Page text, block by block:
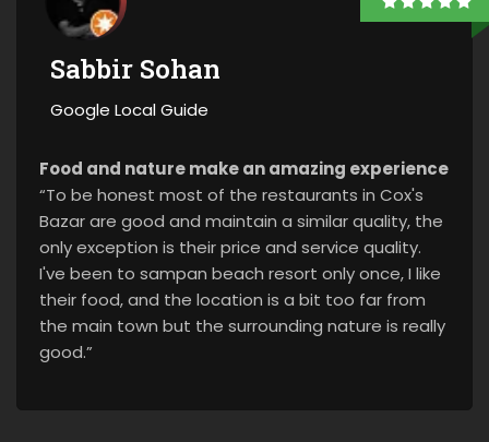
Sabbir Sohan
Google Local Guide
Food and nature make an amazing experience
“To be honest most of the restaurants in Cox's
Bazar are good and maintain a similar quality, the
only exception is their price and service quality.
I've been to sampan beach resort only once, I like
their food, and the location is a bit too far from
the main town but the surrounding nature is really
good.”